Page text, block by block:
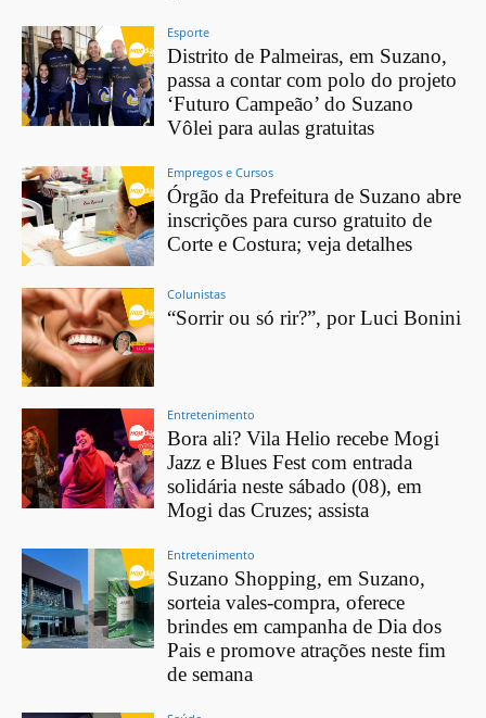
Esporte
Distrito de Palmeiras, em Suzano,
passa a contar com polo do projeto
‘Futuro Campeão’ do Suzano
Vôlei para aulas gratuitas
Empregos e Cursos
Órgão da Prefeitura de Suzano abre
inscrições para curso gratuito de
Corte e Costura; veja detalhes
Colunistas
“Sorrir ou só rir?”, por Luci Bonini
Entretenimento
Bora ali? Vila Helio recebe Mogi
Jazz e Blues Fest com entrada
solidária neste sábado (08), em
Mogi das Cruzes; assista
Entretenimento
Suzano Shopping, em Suzano,
sorteia vales-compra, oferece
brindes em campanha de Dia dos
Pais e promove atrações neste fim
de semana